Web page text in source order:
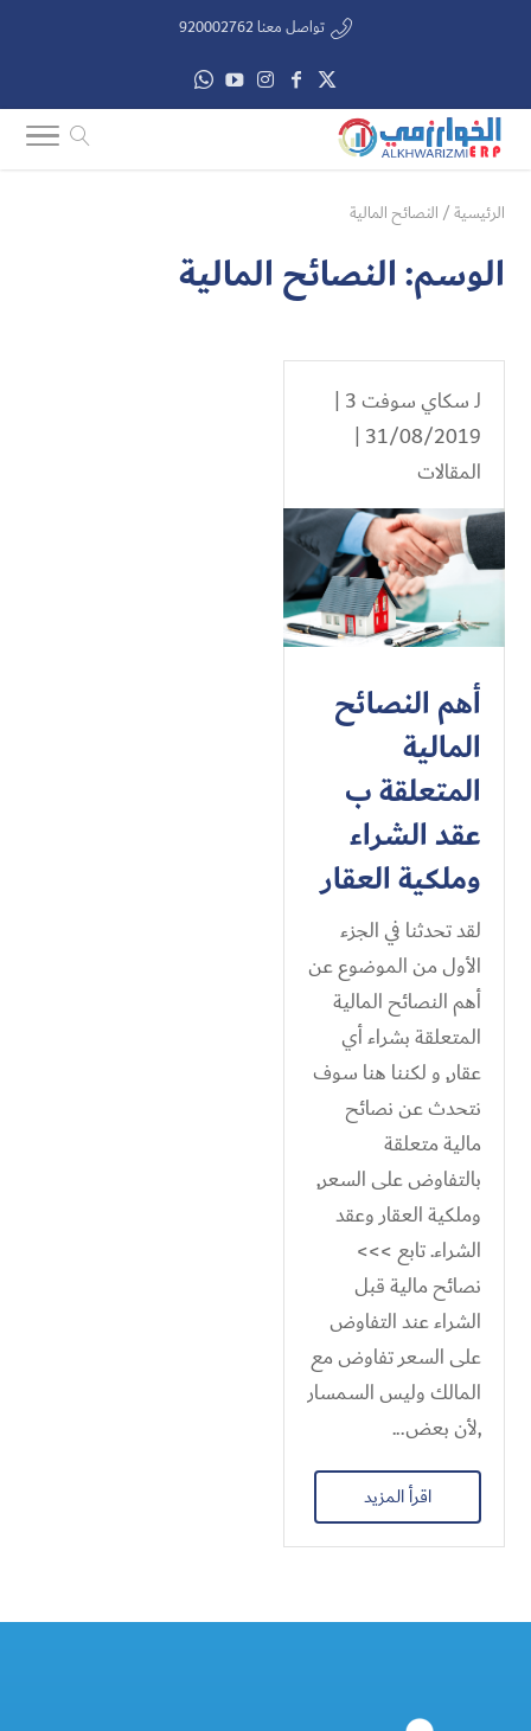
تواصل معنا 920002762
الرئيسية/ النصائح المالية
الوسم:النصائح المالية
لـسكاي سوفت 3
|
31/08/2019 |
المقالات
أهم النصائح
المالية
المتعلقة ب
عقد الشراء
وملكية العقار
لقد تحدثنا في الجزء
الأول من الموضوع عن
أهم النصائح المالية
المتعلقة بشراء أي
عقار, و لكننا هنا سوف
نتحدث عن نصائح
مالية متعلقة
بالتفاوض على السعر,
وملكية العقار وعقد
الشراء. تابع >>>
نصائح مالية قبل
الشراء عند التفاوض
على السعر تفاوض مع
المالك وليس السمسار
,لأن بعض...
اقرأ المزيد